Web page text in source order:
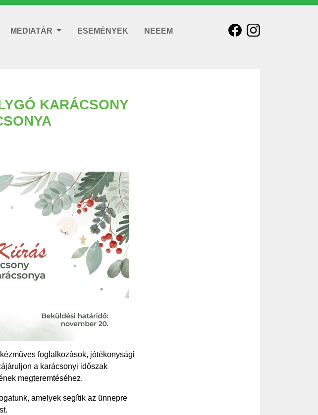
MEDIATÁR ESEMÉNYEK NEEEM
KARÁCSONY
foglalkozások, jótékonysági
a karácsonyi időszak
megteremtéséhez.
amelyek segítik az ünnepre